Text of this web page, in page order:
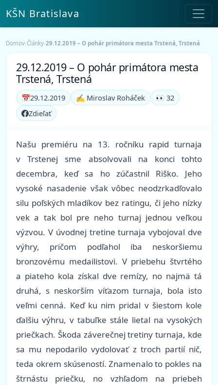
KŠN Bratislava
Domov›Články›29.12.2019 – O pohár primátora mesta Trstená, Trstená
29.12.2019 – O pohár primátora mesta
Trstená, Trstená
📅29.12.2019 ✍️ Miroslav Roháček
👀 32
Zdieľať
Našu premiéru na 13. ročníku rapid turnaja
v Trstenej sme absolvovali na konci tohto
decembra, keď sa ho zúčastnil Riško. Jeho
vysoké nasadenie však vôbec neodzrkadľovalo
silu poľských mladíkov bez ratingu, či jeho nízky
vek a tak bol pre neho turnaj jednou veľkou
výzvou. V úvodnej tretine turnaja vybojoval dve
výhry, pričom podľahol iba neskoršiemu
bronzovému medailistovi. V priebehu štvrtého
a piateho kola získal dve remízy, no najmä tá
druhá, s neskorším víťazom turnaja, bola isto
veľmi cenná. Keď ku nim pridal v šiestom kole
ďalšiu výhru, v tabuľke stále lietal na vysokých
priečkach. Škoda záverečnej tretiny turnaja, kde
sa mu nepodarilo vydolovať z troch partií nič,
teda okrem skúseností. Znamenalo to pokles na
štrnástu priečku, no vzhľadom na priebeh